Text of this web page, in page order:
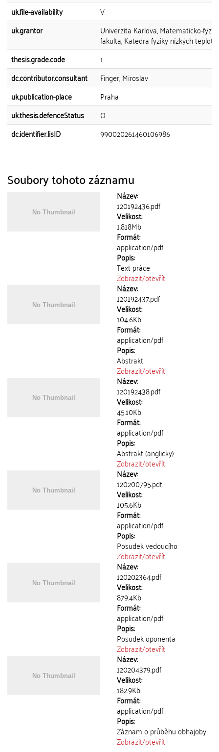
uk.file-availability
V
uk.grantor
Univerzita Karlova, Matematicko-
fakulta, Katedra fyziky nízkých teplot
thesis.grade.code
1
dc.contributor.consultant
Finger, Miroslav
uk.publication-place
Praha
uk.thesis.defenceStatus
O
dc.identifier.lisID
990020261460106986
Soubory tohoto záznamu
Název:
120192436.pdf
Velikost:
1.818Mb
Formát:
application/pdf
Popis:
Text práce
Zobrazit/otevřít
Název:
120192437.pdf
Velikost:
104.6Kb
Formát:
application/pdf
Popis:
Abstrakt
Zobrazit/otevřít
Název:
120192438.pdf
Velikost:
45.10Kb
Formát:
application/pdf
Popis:
Abstrakt (anglicky)
Zobrazit/otevřít
Název:
120200795.pdf
Velikost:
105.6Kb
Formát:
application/pdf
Popis:
Posudek vedoucího
Zobrazit/otevřít
Název:
120202364.pdf
Velikost:
879.4Kb
Formát:
application/pdf
Popis:
Posudek oponenta
Zobrazit/otevřít
Název:
120204379.pdf
Velikost:
182.9Kb
Formát:
application/pdf
Popis:
Záznam o průběhu obhajoby
Zobrazit/otevřít